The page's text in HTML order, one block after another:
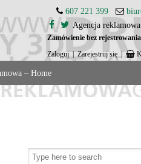
607 221 399
Agencja
Zamówienie bez
Zaloguj | Zarejestruj się |
– Home